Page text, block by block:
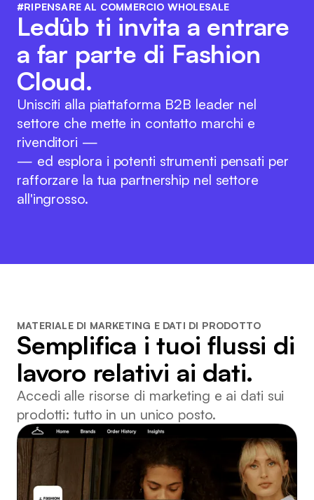
#RIPENSARE AL COMMERCIO WHOLESALE
Ledûb ti invita a entrare
a far parte di Fashion
Cloud.
Unisciti alla piattaforma B2B leader nel
settore che mette in contatto marchi e
rivenditori —
— ed esplora i potenti strumenti pensati per
rafforzare la tua partnership nel settore
all'ingrosso.
MATERIALE DI MARKETING E DATI DI PRODOTTO
Semplifica i tuoi flussi di
lavoro relativi ai dati.
Accedi alle risorse di marketing e ai dati sui
prodotti: tutto in un unico posto.